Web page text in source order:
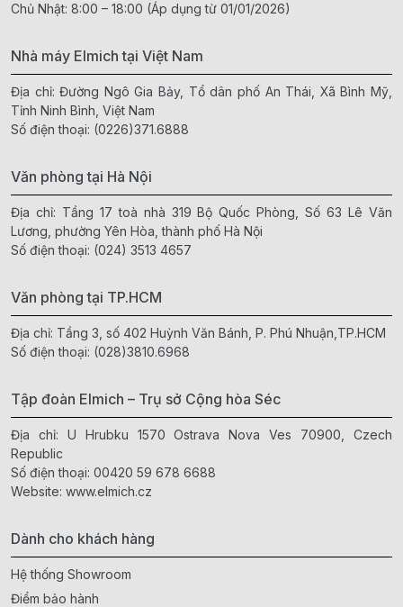
Chủ Nhật: 8:00 – 18:00 (Áp dụng từ 01/01/2026)
Nhà máy Elmich tại Việt Nam
Địa chỉ: Đường Ngô Gia Bảy, Tổ dân phố An Thái, Xã Bình Mỹ,
Tỉnh Ninh Bình, Việt Nam
Số điện thoại: (0226)371.6888
Văn phòng tại Hà Nội
Địa chỉ: Tầng 17 toà nhà 319 Bộ Quốc Phòng, Số 63 Lê Văn
Lương, phường Yên Hòa, thành phố Hà Nội
Số điện thoại: (024) 3513 4657
Văn phòng tại TP.HCM
Địa chỉ: Tầng 3, số 402 Huỳnh Văn Bánh, P. Phú Nhuận,TP.HCM
Số điện thoại: (028)3810.6968
Tập đoàn Elmich – Trụ sở Cộng hòa Séc
Địa chỉ: U Hrubku 1570 Ostrava Nova Ves 70900, Czech
Republic
Số điện thoại: 00420 59 678 6688
Website: www.elmich.cz
Dành cho khách hàng
Hệ thống Showroom
Điểm bảo hành